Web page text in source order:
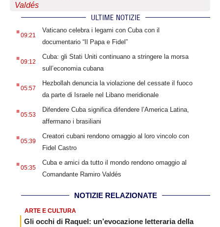
Valdés
ULTIME NOTIZIE
.09:21
Vaticano celebra i legami con Cuba con il
documentario “Il Papa e Fidel”
.09:12
Cuba: gli Stati Uniti continuano a stringere la morsa
sull’economia cubana
.05:57
Hezbollah denuncia la violazione del cessate il fuoco
da parte di Israele nel Libano meridionale
.05:53
Difendere Cuba significa difendere l’America Latina,
affermano i brasiliani
.05:39
Creatori cubani rendono omaggio al loro vincolo con
Fidel Castro
.05:35
Cuba e amici da tutto il mondo rendono omaggio al
Comandante Ramiro Valdés
NOTIZIE RELAZIONATE
ARTE E CULTURA
Gli occhi di Raquel: un’evocazione letteraria della